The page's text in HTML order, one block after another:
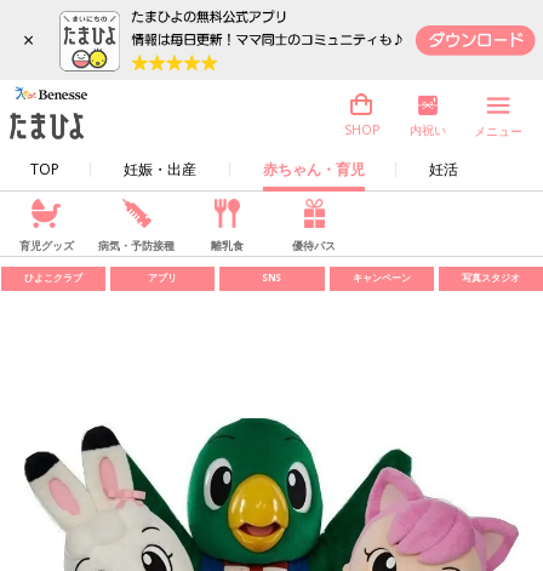
×
TOP 妊娠・出産 赤ちゃん・育児 妊活
SHOP 内祝い メニュー
育児グッズ 病気・予防接種 離乳食 優待パス
ひよこクラブ アプリ SNS キャンペーン 写真スタジオ